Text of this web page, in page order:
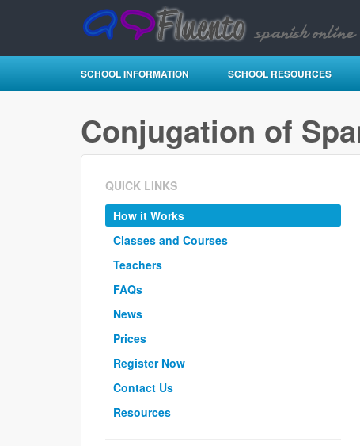
SCHOOL INFORMATION SCHOOL RESOURCES
Conjugation of
QUICK LINKS
How it Works
Classes and Courses
Teachers
FAQs
News
Prices
Register Now
Contact Us
Resources